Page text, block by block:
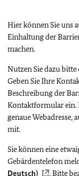
Hier können Sie uns
Einhaltung der
machen.
Nutzen Sie dazu bitte
Geben Sie Ihre
Beschreibung der
Kontaktformular ein.
genaue Webadresse,
mit.
Sie können eine
Gebärdentelefon
Deutsch)
. Bitte